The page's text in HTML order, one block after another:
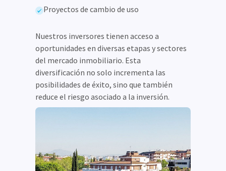
Proyectos de cambio de uso
Nuestros inversores tienen acceso a
oportunidades en diversas etapas y sectores
del mercado inmobiliario. Esta
diversificación no solo incrementa las
posibilidades de éxito, sino que también
reduce el riesgo asociado a la inversión.